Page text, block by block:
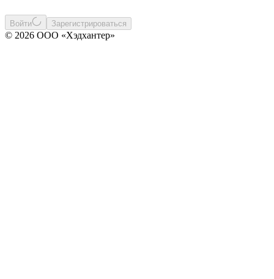
Войти Зарегистрироваться
© 2026 ООО «Хэдхантер»